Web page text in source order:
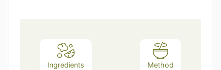
Ingredients Method